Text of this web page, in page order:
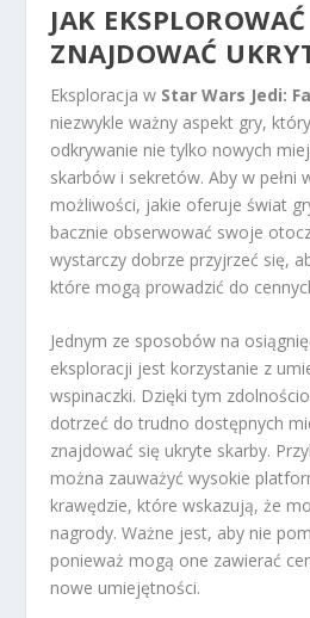
JAK
ZNAJDOWAĆ
Eksploracja w Star Wars Jedi:
niezwykle ważny aspekt gry,
odkrywanie nie tylko nowych
skarbów i sekretów. Aby w pełni
możliwości, jakie oferuje świat
bacznie obserwować swoje
wystarczy dobrze przyjrzeć się,
które mogą prowadzić do
Jednym ze sposobów na
eksploracji jest korzystanie z
wspinaczki. Dzięki tym
dotrzeć do trudno dostępnych
znajdować się ukryte skarby.
można zauważyć wysokie
krawędzie, które wskazują, że
nagrody. Ważne jest, aby nie
ponieważ mogą one zawierać
nowe umiejętności.